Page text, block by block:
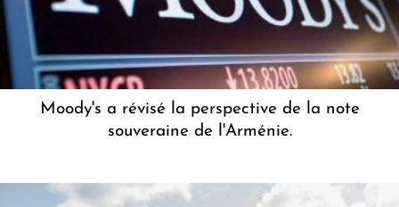
Moody's a révisé la perspective de la note
souveraine de l'Arménie.